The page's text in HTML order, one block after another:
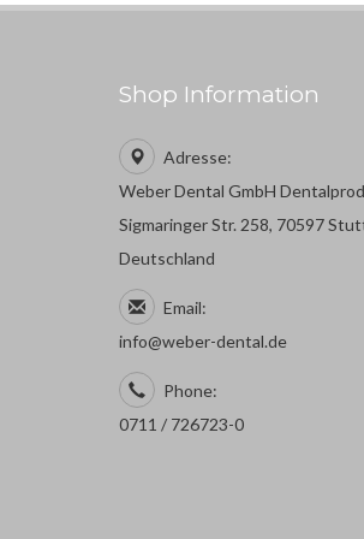
Shop Information
Adresse:
Weber Dental GmbH
Sigmaringer Str. 258, 70597
Deutschland
Email:
info@weber-dental.de
Phone:
0711 / 726723-0